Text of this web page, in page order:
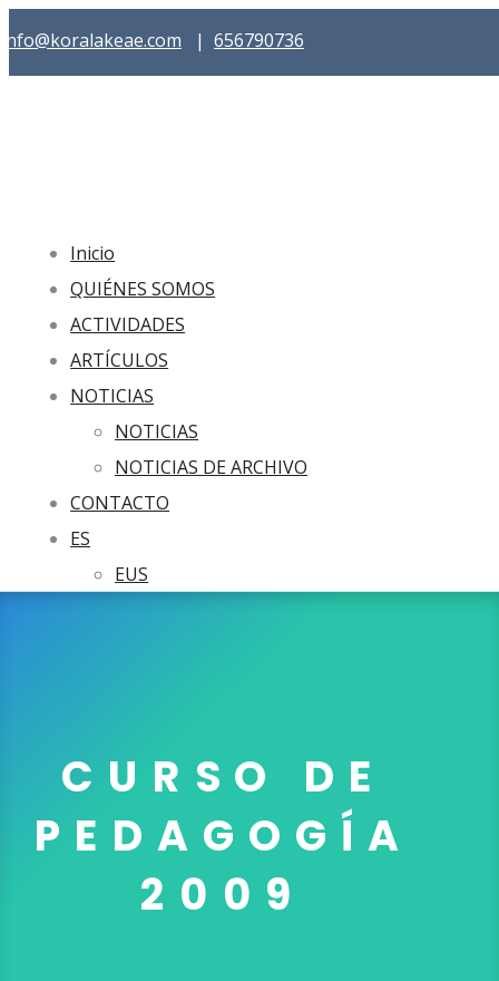
info@koralakeae.com | 656790736
Inicio
QUIÉNES SOMOS
ACTIVIDADES
ARTÍCULOS
NOTICIAS
NOTICIAS
NOTICIAS DE ARCHIVO
CONTACTO
ES
EUS
CURSO DE
PEDAGOGÍA
2009